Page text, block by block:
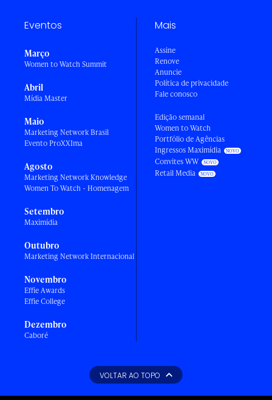
Eventos
Março
Women to Watch Summit
Abril
Mídia Master
Maio
Marketing Network Brasil
Evento ProXXIma
Agosto
Marketing Network Knowledge
Women To Watch - Homenagem
Setembro
Maximídia
Outubro
Marketing Network Internacional
Novembro
Effie Awards
Effie College
Dezembro
Caboré
Mais
Assine
Renove
Anuncie
Política de privacidade
Fale conosco
Edição semanal
Women to Watch
Portfólio de Agências
Ingressos Maximídia
Convites WW
Retail Media
VOLTAR AO TOPO